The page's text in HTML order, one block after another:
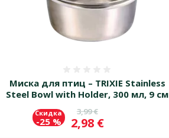
Миска для птиц – TRIXIE Stainless
Steel Bowl with Holder, 300 мл, 9 см
Исходная цена
3,99 €
Цена
2,98 €
Скидка
-25 %